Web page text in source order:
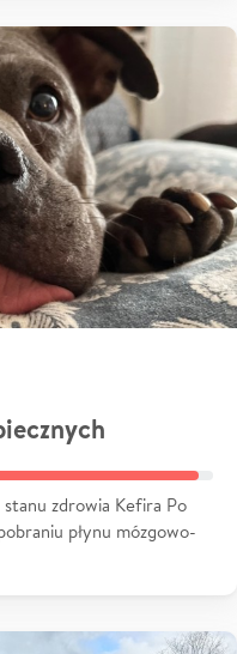
zdrowia Kefira Po
płynu mózgowo-